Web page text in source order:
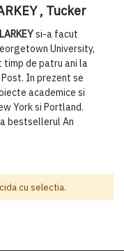
, Tucker
si-a facut
University,
timp de patru ani la
In prezent se
academice si
York si Portland.
bestsellerul An
cu selectia.